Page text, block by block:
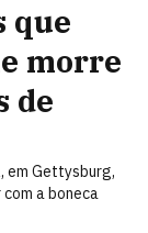
que
morre
de
em Gettysburg,
a boneca